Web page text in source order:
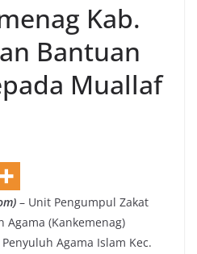
Kab.
Bantuan
Muallaf
– Unit Pengumpul Zakat
Agama (Kankemenag)
Agama Islam Kec.